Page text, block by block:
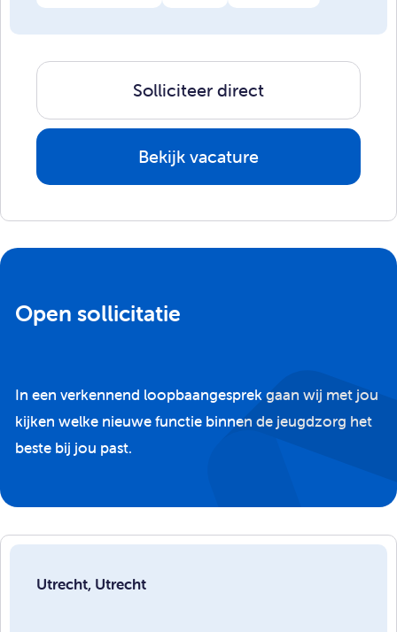
Solliciteer direct
Bekijk vacature
Open sollicitatie
In een verkennend loopbaangesprek gaan wij met jou
kijken welke nieuwe functie binnen de jeugdzorg het
beste bij jou past.
Utrecht, Utrecht